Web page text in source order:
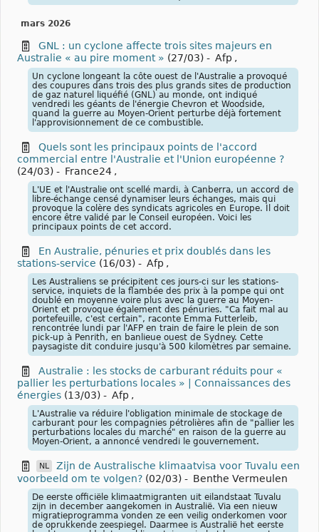
mars 2026
GNL : un cyclone affecte trois sites majeurs en
Australie « au pire moment » (27/03) - Afp ,
Un cyclone longeant la côte ouest de l'Australie a provoqué
des coupures dans trois des plus grands sites de production
de gaz naturel liquéfié (GNL) au monde, ont indiqué
vendredi les géants de l'énergie Chevron et Woodside,
quand la guerre au Moyen-Orient perturbe déjà fortement
l'approvisionnement de ce combustible.
Quels sont les principaux points de l'accord
commercial entre l'Australie et l'Union européenne ?
(24/03) - France24 ,
L'UE et l'Australie ont scellé mardi, à Canberra, un accord de
libre-échange censé dynamiser leurs échanges, mais qui
provoque la colère des syndicats agricoles en Europe. Il doit
encore être validé par le Conseil européen. Voici les
principaux points de cet accord.
En Australie, pénuries et prix doublés dans les
stations-service (16/03) - Afp ,
Les Australiens se précipitent ces jours-ci sur les stations-
service, inquiets de la flambée des prix à la pompe qui ont
doublé en moyenne voire plus avec la guerre au Moyen-
Orient et provoque également des pénuries. "Ca fait mal au
portefeuille, c'est certain", raconte Emma Futterleib,
rencontrée lundi par l'AFP en train de faire le plein de son
pick-up à Penrith, en banlieue ouest de Sydney. Cette
paysagiste dit conduire jusqu'à 500 kilomètres par semaine.
Australie : les stocks de carburant réduits pour «
pallier les perturbations locales » | Connaissances des
énergies (13/03) - Afp ,
L'Australie va réduire l'obligation minimale de stockage de
carburant pour les compagnies pétrolières afin de "pallier les
perturbations locales du marché" en raison de la guerre au
Moyen-Orient, a annoncé vendredi le gouvernement.
NL
Zijn de Australische klimaatvisa voor Tuvalu een
voorbeeld om te volgen? (02/03) - Benthe Vermeulen
De eerste officiële klimaatmigranten uit eilandstaat Tuvalu
zijn in december aangekomen in Australië. Via een nieuw
migratieprogramma vonden ze een veilig onderkomen voor
de oprukkende zeespiegel. Daarmee is Australië het eerste